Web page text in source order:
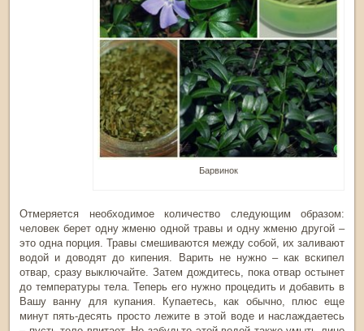
Барвинок
Отмеряется необходимое количество следующим образом:
человек берет одну жменю одной травы и одну жменю другой –
это одна порция. Травы смешиваются между собой, их заливают
водой и доводят до кипения. Варить не нужно – как вскипел
отвар, сразу выключайте. Затем дождитесь, пока отвар остынет
до температуры тела. Теперь его нужно процедить и добавить в
Вашу ванну для купания. Купаетесь, как обычно, плюс еще
минут пять-десять просто лежите в этой воде и наслаждаетесь